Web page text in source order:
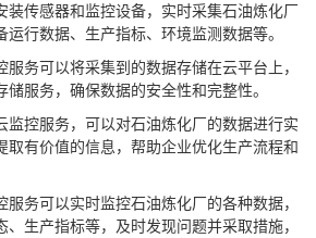
装传感器和监控设备，实时采集石油炼化厂
运行数据、生产指标、环境监测数据等。
服务可以将采集到的数据存储在云平台上，
储服务，确保数据的安全性和完整性。
监控服务，可以对石油炼化厂的数据进行实
取有价值的信息，帮助企业优化生产流程和
服务可以实时监控石油炼化厂的各种数据，
、生产指标等，及时发现问题并采取措施，